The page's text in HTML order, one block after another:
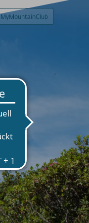
MyMountainClub